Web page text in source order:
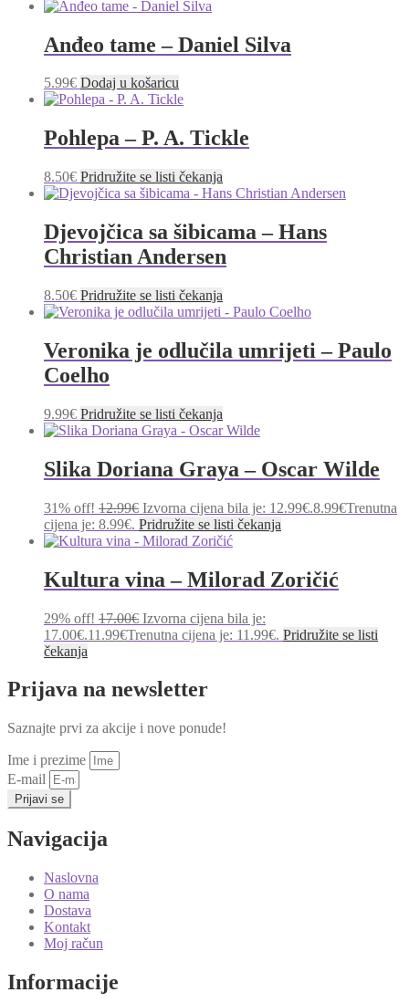
Anđeo tame – Daniel Silva
5.99€ Dodaj u košaricu
Pohlepa – P. A. Tickle
8.50€ Pridružite se listi čekanja
Djevojčica sa šibicama – Hans
Christian Andersen
8.50€ Pridružite se listi čekanja
Veronika je odlučila umrijeti – Paulo
Coelho
9.99€ Pridružite se listi čekanja
Slika Doriana Graya – Oscar Wilde
31% off! 12.99€ Izvorna cijena bila je: 12.99€.8.99€Trenutna
cijena je: 8.99€. Pridružite se listi čekanja
Kultura vina – Milorad Zoričić
29% off! 17.00€ Izvorna cijena bila je:
17.00€.11.99€Trenutna cijena je: 11.99€. Pridružite se listi
čekanja
Prijava na newsletter
Saznajte prvi za akcije i nove ponude!
Ime i prezime
E-mail
Prijavi se
Navigacija
Naslovna
O nama
Dostava
Kontakt
Moj račun
Informacije